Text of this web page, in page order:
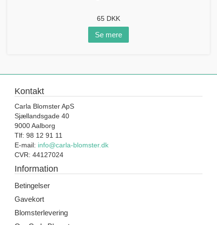
65 DKK
Se mere
Kontakt
Carla Blomster ApS
Sjællandsgade 40
9000 Aalborg
Tlf: 98 12 91 11
E-mail: info@carla-blomster.dk
CVR: 44127024
Information
Betingelser
Gavekort
Blomsterlevering